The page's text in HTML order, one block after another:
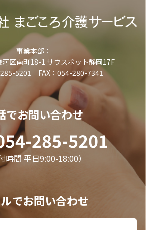
事業本部：
区南町18-1 サウスポット静岡17F
5201 FAX：054-280-7341
でお問い合わせ
285-5201
時間 平日9:00-18:00）
でお問い合わせ